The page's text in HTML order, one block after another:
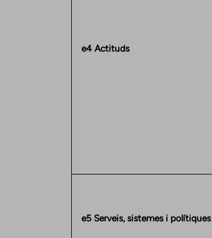
e4 Actituds
e5 Serveis, sistemes i polítiques